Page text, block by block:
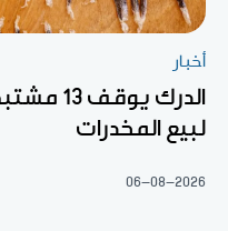
أخبار
الدرك
لبيع المخدرات
06-08-2026